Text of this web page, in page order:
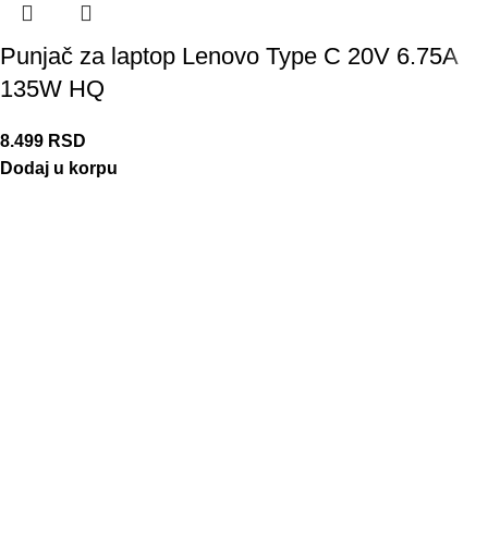
Punjač za laptop Lenovo Type C 20V 6.75A
135W HQ
8.499 RSD
Dodaj u korpu